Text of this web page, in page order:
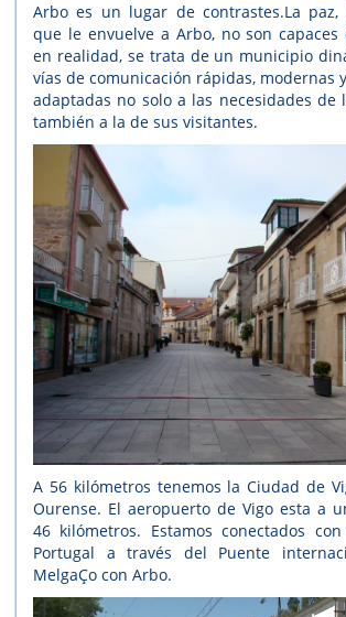
Arbo es un lugar de contrastes.La
que le envuelve a Arbo, no son
en realidad, se trata de un municipio
vías de comunicación rápidas, modernas
adaptadas no solo a las necesidades de
también a la de sus visitantes.
A 56 kilómetros tenemos la Ciudad de
Ourense. El aeropuerto de Vigo esta a
46 kilómetros. Estamos conectados
Portugal a través del Puente
MelgaÇo con Arbo.